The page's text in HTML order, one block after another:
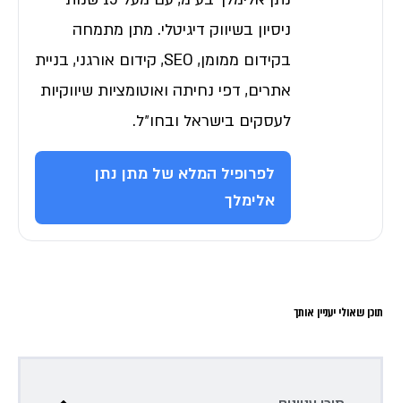
ניסיון בשיווק דיגיטלי. מתן מתמחה
בקידום ממומן, SEO, קידום אורגני, בניית
אתרים, דפי נחיתה ואוטומציות שיווקיות
לעסקים בישראל ובחו״ל.
לפרופיל המלא של מתן נתן
אלימלך
תוכן שאולי יעניין אותך